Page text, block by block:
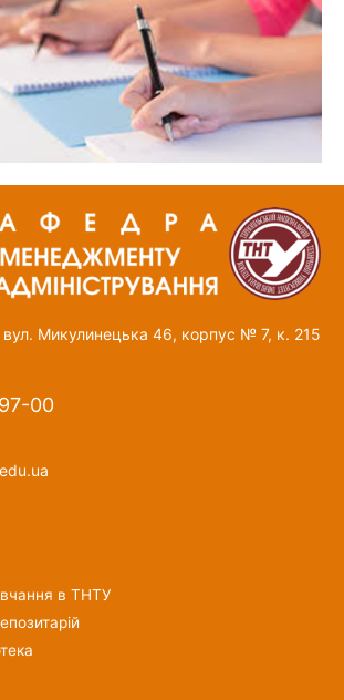
вул. Микулинецька 46, корпус № 7, к. 215
00
в ТНТУ